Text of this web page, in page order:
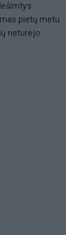
pietų metu
neturėjo